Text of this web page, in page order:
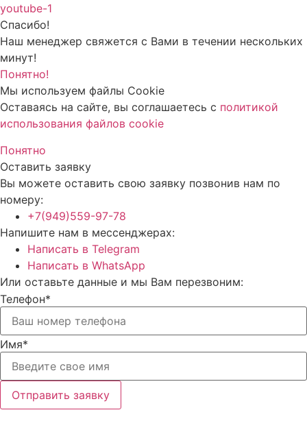
youtube-1
Спасибо!
Наш менеджер свяжется с Вами в течении нескольких
минут!
Понятно!
Мы используем файлы Cookie
Оставаясь на сайте, вы соглашаетесь c политикой
использования файлов cookie
Понятно
Оставить заявку
Вы можете оставить свою заявку позвонив нам по
номеру:
+7(949)559-97-78
Напишите нам в мессенджерах:
Написать в Telegram
Написать в WhatsApp
Или оставьте данные и мы Вам перезвоним:
Телефон*
Имя*
Отправить заявку